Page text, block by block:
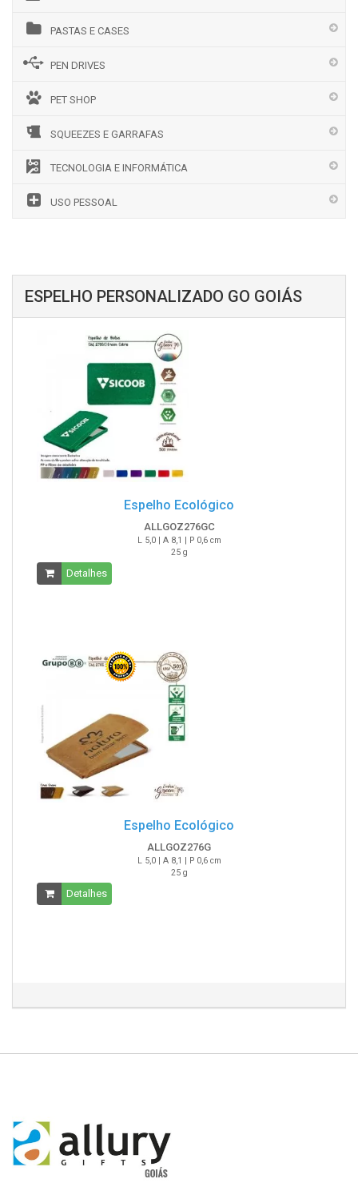
PASTAS E CASES
PEN DRIVES
PET SHOP
SQUEEZES E GARRAFAS
TECNOLOGIA E INFORMÁTICA
USO PESSOAL
ESPELHO PERSONALIZADO GO GOIÁS
Espelho Ecológico
ALLGOZ276GC
L 5,0 | A 8,1 | P 0,6 cm
25 g
Detalhes
Espelho Ecológico
ALLGOZ276G
L 5,0 | A 8,1 | P 0,6 cm
25 g
Detalhes